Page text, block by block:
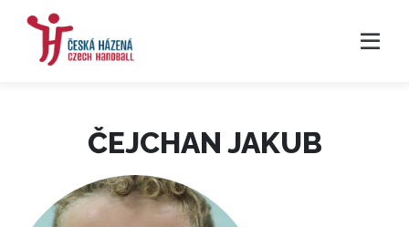
ČEJCHAN JAKUB